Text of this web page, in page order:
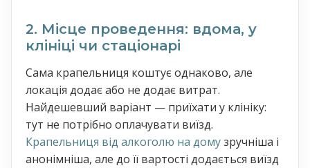
2. Місце проведення: вдома, у
клініці чи стаціонарі
Сама крапельниця коштує однаково, але
локація додає або не додає витрат.
Найдешевший варіант — приїхати у клініку:
тут не потрібно оплачувати виїзд.
Крапельниця від алкоголю на домузручніша і
анонімніша, але до її вартості додається виїзд